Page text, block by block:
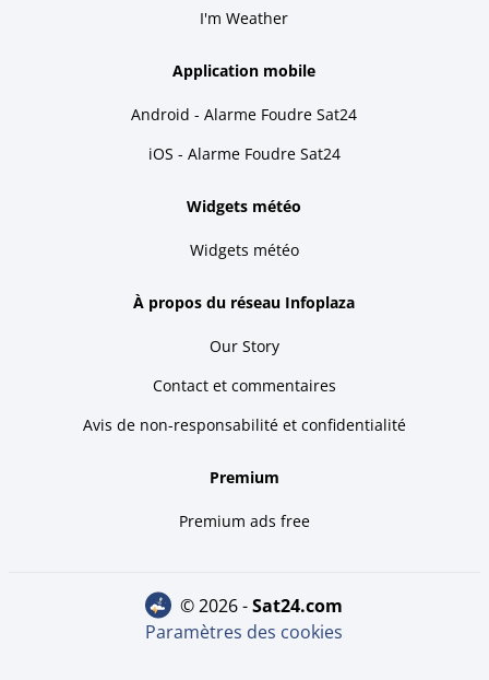
I'm Weather
Application mobile
Android - Alarme Foudre Sat24
iOS - Alarme Foudre Sat24
Widgets météo
Widgets météo
À propos du réseau Infoplaza
Our Story
Contact et commentaires
Avis de non-responsabilité et confidentialité
Premium
Premium ads free
© 2026 - sat24.com
Paramètres des cookies